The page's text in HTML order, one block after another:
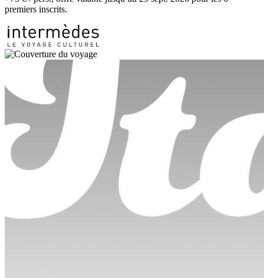
premiers inscrits.